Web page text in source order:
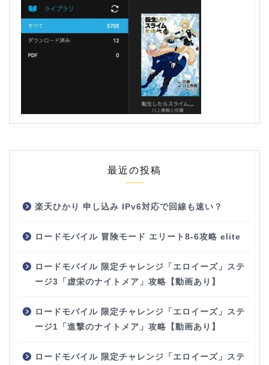
最近の投稿
楽天ひかり 申し込み IPv6対応で回線も速い？
ロードモバイル 冒険モード エリート8-6攻略 elite
ロードモバイル 限定チャレンジ「エロイーズ」ステ
ージ3「虚栄のナイトメア」攻略【動画あり】
ロードモバイル 限定チャレンジ「エロイーズ」ステ
ージ1「進撃のナイトメア」攻略【動画あり】
ロードモバイル 限定チャレンジ「エロイーズ」ステ